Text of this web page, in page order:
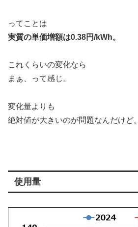
ってことは
実質の単価増額は0.38円/kWh。
これくらいの変化なら
まぁ、って感じ。
変化量よりも
絶対値が大きいのが問題なんだけど。
使用量